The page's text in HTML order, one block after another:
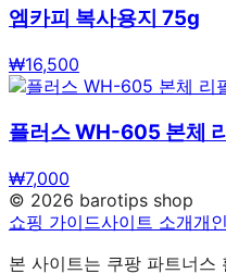
엠카피 복사용지 75g
₩16,500
플러스 WH-605 본체
₩7,000
© 2026 barotips shop
쇼핑 가이드사이트 소개개
본 사이트는 쿠팡 파트너스